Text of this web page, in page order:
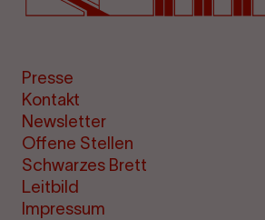
Presse
Kontakt
Newsletter
Offene Stellen
Schwarzes Brett
Leitbild
Impressum